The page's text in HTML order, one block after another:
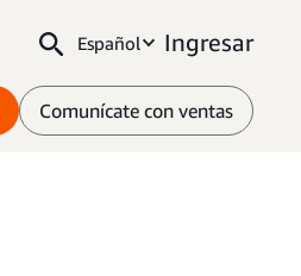
Español Ingresar
Comunícate con ventas